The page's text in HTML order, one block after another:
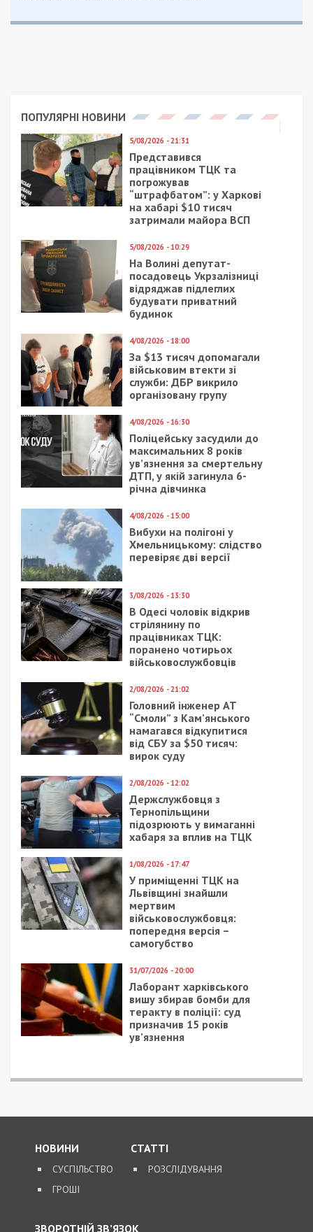
благодійну організацію”. Судді теж не повірили у
Чому стільки шуму навколо Яценка
Володимир Яценко – це той колишній топ-
менеджер банку, якогоу лютому 2021 року
затримало НАБУ, а його літак, що прямував до
Відня, примусово приземлили в аеропорту
“Бориспіль”.
Його підозрювали у розтраті коштів банку в
особливо великих розмірах, за що він може
отримати 12 років в’язниці з конфіскацією.
Проте його це не сильно хвилює. Колишній
посадовець причаїв образу через вимушене
приземлення та судився з Державною авіаційною
службою України, яка не дала йому втекти до
Відня начебто для консультації в приватній
клініці.Спочатку нібито все було добре
Верховний Суд направивсправу на новий
розгляд
, вдача відвернулася від Яценка. Це було
досить принизливо, тому що відмовили судді у
Дніпрі, де у групи Приват все колись було
“схвачено”.
Не даремно ж вони хотіли, щоб справу щодо
махінацій у ПриватБанку перед націоналізацією з
Вищого антикорупційного суду, який
районного суду у Дніпрі.
Судді, ймовірно, там не всі ще забули прізвище
Яценка. Але чомусь кияни не захотіли ділитися
справою зі своїми дніпровськими колегами.
Сильно токсична та гучна ця справа, щоб з нею
розбиралися не у столиці.
Facebook
Telegram
Twitter
WhatsApp
Viber
Email
Категории:Люди| Метки:гроші,
Приватбанк
Рекламні блоки дають нам змогу
залишатися незалежними ЗМІ, а вам -
отримувати найсвіжіші новини під ними.
Приєднуйтесь також до 49000 в Google News. Слідкуйте
Приєднатися
Читайте також
Фастівський ліцей на Київщині
завищеними цінами
Следующая статья:
Керівник юрфірми під виглядом
“організовував” виїзд за кордон